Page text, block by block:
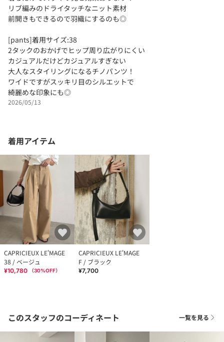
リブ編みのドライタッチなニット素材
前開きもできるので羽織にするのも◎
[pants]着用サイズ:38
2タックのおかげでヒップ周り広がりにくい
カジュアルだけどカジュアルすぎない
大人なスタイリングになるチノパンツ！
ワイドですがスッキリ目のシルエットで
綺麗めな印象にも◎
2026/05/13
着用アイテム
CAPRICIEUX LE'MAGE
38 / ベージュ
¥10,780 （30%OFF）
CAPRICIEUX LE'MAGE
F / ブラック
¥7,700
このスタッフのコーディネート 一覧を見る